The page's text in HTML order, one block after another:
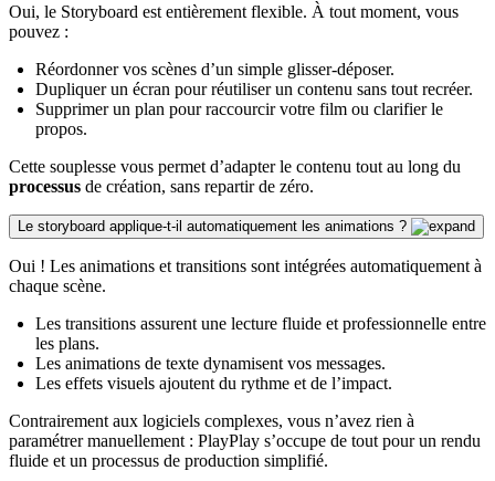
Oui, le Storyboard est entièrement flexible. À tout moment, vous
pouvez :
Réordonner vos scènes d’un simple glisser-déposer.
Dupliquer un écran pour réutiliser un contenu sans tout recréer.
Supprimer un plan pour raccourcir votre film ou clarifier le
propos.
Cette souplesse vous permet d’adapter le contenu tout au long du
processus de création, sans repartir de zéro.
Le storyboard applique-t-il automatiquement les animations ?
Oui ! Les animations et transitions sont intégrées automatiquement à
chaque scène.
Les transitions assurent une lecture fluide et professionnelle entre
les plans.
Les animations de texte dynamisent vos messages.
Les effets visuels ajoutent du rythme et de l’impact.
Contrairement aux logiciels complexes, vous n’avez rien à
paramétrer manuellement : PlayPlay s’occupe de tout pour un rendu
fluide et un processus de production simplifié.